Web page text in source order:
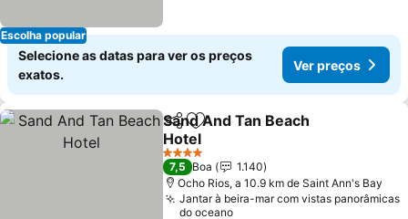
Escolha popular
Selecione as datas para ver os preços
exatos.
Ver preços
PartilharAdicionar aos favoritos
Sand And Tan Beach
Hotel
4 Estrelas
7,5 Boa
1.140
Ocho Rios, a 10.9 km de Saint Ann's Bay
Jantar à beira-mar com vistas panorâmicas
do oceano